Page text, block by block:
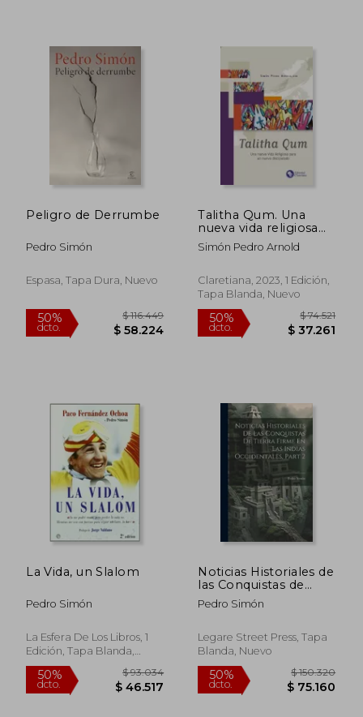
$ 60.338
dcto. $ 61.054
50%
dcto.
Peligro de Derrumbe
Pedro Simón
Espasa, Tapa Dura, Nuevo
Talitha Qum. Una
nueva vida religiosa
para un nuevo
discípulo
Simón Pedro Arnold
Claretiana, 2023, 1 Edición,
Tapa Blanda, Nuevo
La Vida, un Slalom
Pedro Simón
La Esfera De Los Libros, 1
Edición, Tapa Blanda,
Usado
Noticias Historiales de
las Conquistas de
Tierra Firme en las
Indias Occidentales,
Pedro Simón
Legare Street Press, Tapa
Blanda, Nuevo